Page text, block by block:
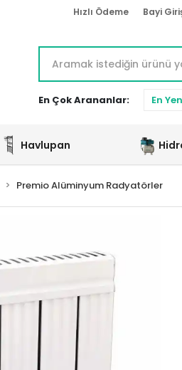
Hızlı Ödeme Bayi
En Çok Arananlar: En
Havlupan
Premio Alüminyum Radyatörler